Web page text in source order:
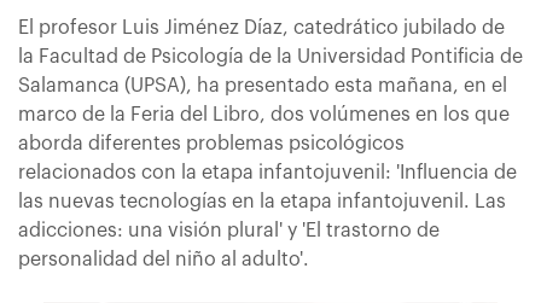
El profesor Luis Jiménez Díaz, catedrático jubilado de
la Facultad de Psicología de la Universidad Pontificia de
Salamanca (UPSA), ha presentado esta mañana, en el
marco de la Feria del Libro, dos volúmenes en los que
aborda diferentes problemas psicológicos
relacionados con la etapa infantojuvenil: 'Influencia de
las nuevas tecnologías en la etapa infantojuvenil. Las
adicciones: una visión plural' y 'El trastorno de
personalidad del niño al adulto'.